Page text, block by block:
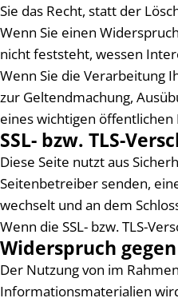
Sie das Recht, statt der
Wenn Sie einen
nicht feststeht, wessen
Wenn Sie die Verarbeitung
zur Geltendmachung,
eines wichtigen
SSL- bzw. TLS-
Diese Seite nutzt aus
Seitenbetreiber senden,
wechselt und an dem
Wenn die SSL- bzw. TLS-
Widerspruch
Der Nutzung von im
Informationsmaterialien